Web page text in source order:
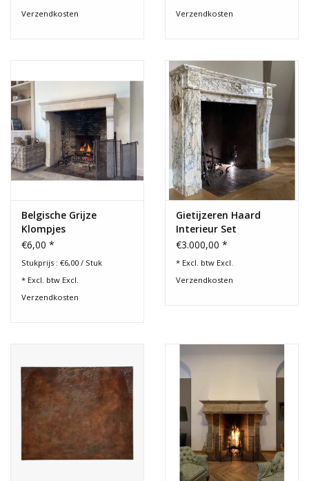
mooie haardplaat beschermt de haardwand, weerkaatst de
Verzendkosten
Verzendkosten
Belgische Grijze
Klompjes
€6,00 *
Stukprijs : €6,00 / Stuk
* Excl. btw Excl.
Verzendkosten
Gietijzeren Haard
Interieur Set
€3.000,00 *
* Excl. btw Excl.
Verzendkosten